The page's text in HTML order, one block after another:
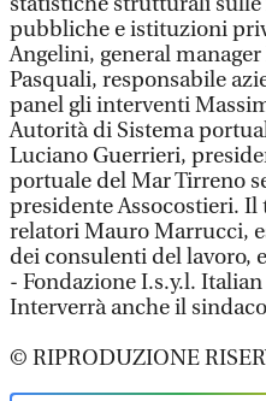
pubbliche e istituzioni
Angelini, general
Pasquali, responsabile
panel gli interventi
Autorità di Sistema
Luciano Guerrieri,
portuale del Mar Tirreno
presidente Assocostieri.
relatori Mauro Marrucci,
dei consulenti del lavoro,
- Fondazione I.s.y.l.
Interverrà anche il
© RIPRODUZIONE